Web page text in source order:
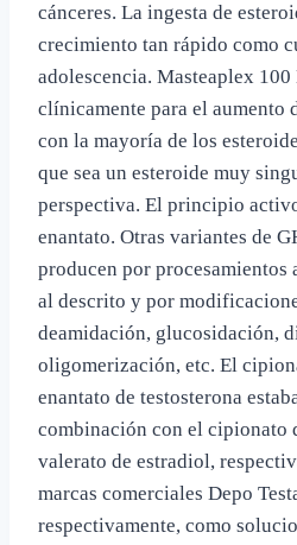
cánceres. La ingesta de
crecimiento tan rápido como
adolescencia. Masteaplex
clínicamente para el aumento
con la mayoría de los
que sea un esteroide muy
perspectiva. El principio
enantato. Otras variantes de
producen por
al descrito y por
deamidación, glucosidación,
oligomerización, etc. El
enantato de testosterona
combinación con el cipionato
valerato de estradiol,
marcas comerciales Depo
respectivamente, como